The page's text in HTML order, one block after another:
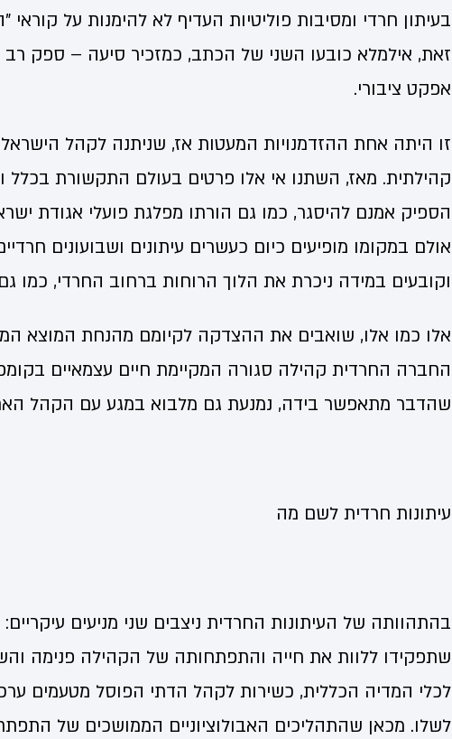
בעיתון חרדי ומסיבות פוליטיות העדיף לא להימנות על
זאת, אילמלא כובעו השני של הכתב, כמזכיר סיעה – ספק
אפקט ציבורי.
זו היתה אחת ההזדמנויות המעטות אז, שניתנה לקהל
קהילתית. מאז, השתנו אי אלו פרטים בעולם התקשורת
הספיק אמנם להיסגר, כמו גם הורתו מפלגת פועלי אגודת
אולם במקומו מופיעים כיום כעשרים עיתונים ושבועונים
וקובעים במידה ניכרת את הלוך הרוחות ברחוב החרדי, כמו
אלו כמו אלו, שואבים את ההצדקה לקיומם מהנחת המוצא
החברה החרדית קהילה סגורה המקיימת חיים עצמאיים
שהדבר מתאפשר בידה, נמנעת גם מלבוא במגע עם הקהל
עיתונות חרדית לשם מה
בהתהוותה של העיתונות החרדית ניצבים שני מניעים
שתפקידו ללוות את חייה והתפתחותה של הקהילה פנימה
לכלי המדיה הכללית, כשירות לקהל הדתי הפוסל מטעמים
לשלו. מכאן שהתהליכים האבולוציוניים הממושכים של